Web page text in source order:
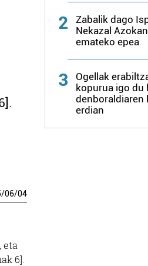
/06/04
eta
6].
2
Zabalik dago
Nekazal
emateko epea
3
Ogellak
kopurua igo du
denboraldiaren
erdian